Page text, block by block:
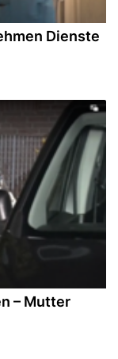
Dienste
– Mutter